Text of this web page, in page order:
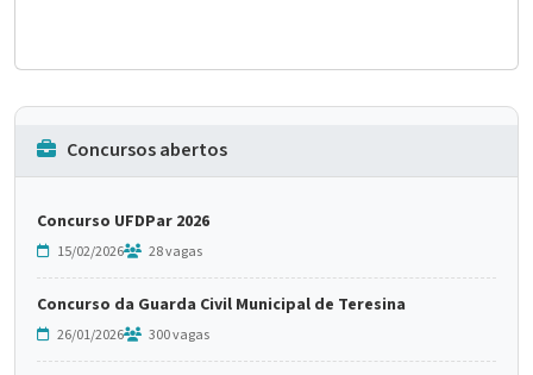
Concursos abertos
Concurso UFDPar 2026
15/02/2026 28 vagas
Concurso da Guarda Civil Municipal de Teresina
26/01/2026 300 vagas